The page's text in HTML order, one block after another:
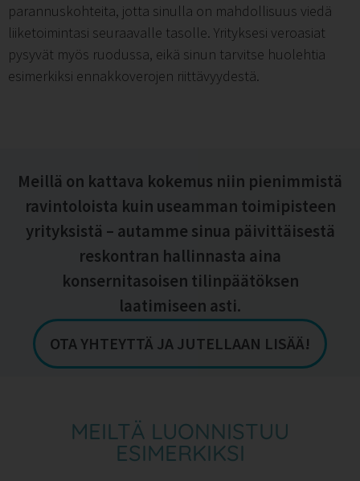
parannuskohteita, jotta sinulla on mahdollisuus viedä
liiketoimintasi seuraavalle tasolle. Yrityksesi veroasiat
pysyvät myös ruodussa, eikä sinun tarvitse huolehtia
esimerkiksi ennakkoverojen riittävyydestä.
Meillä on kattava kokemus niin pienimmistä
ravintoloista kuin useamman toimipisteen
yrityksistä – autamme sinua päivittäisestä
reskontran hallinnasta aina
konsernitasoisen tilinpäätöksen
laatimiseen asti.
OTA YHTEYTTÄ JA JUTELLAAN LISÄÄ!
MEILTÄ LUONNISTUU
ESIMERKIKSI